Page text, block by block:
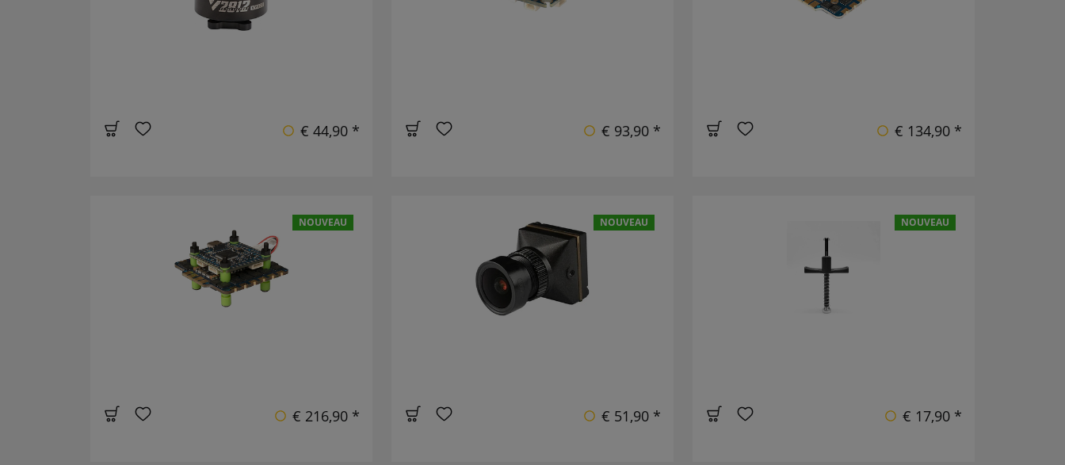
€ 44,90 * € 93,90 * € 134,90 *
NOUVEAU
€ 216,90 *
NOUVEAU
€ 51,90 *
NOUVEAU
€ 17,90 *